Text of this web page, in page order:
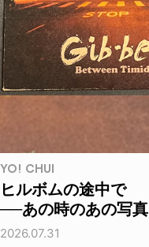
YO! CHUI
ヒルボムの途中で
──あの時のあの写真
2026.07.31